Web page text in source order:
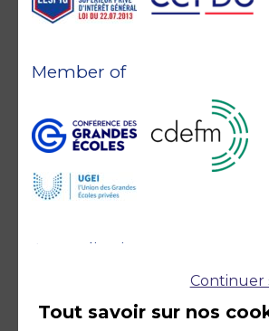
Accreditations
Member of
Continuer
Tout savoir sur nos